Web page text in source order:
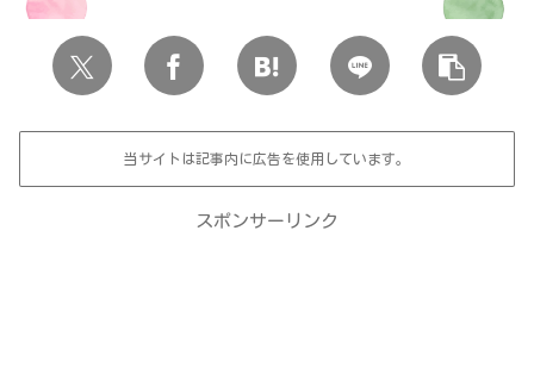
当サイトは記事内に広告を使用しています。
スポンサーリンク